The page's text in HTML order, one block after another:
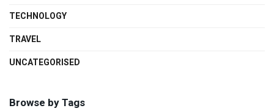
TECHNOLOGY
TRAVEL
UNCATEGORISED
Browse by Tags